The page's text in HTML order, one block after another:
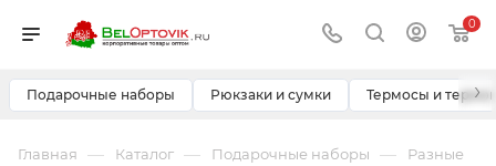
0
Подарочные наборы Рюкзаки и сумки Термосы и ›
Главная — Каталог — Подарочные наборы — Разные